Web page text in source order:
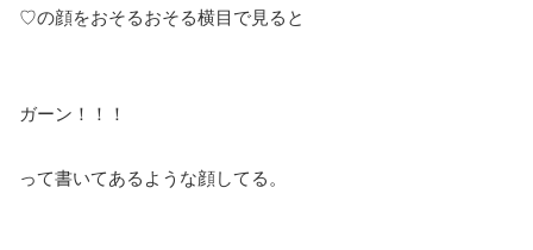
♡の顔をおそるおそる横目で見ると
ガーン！！！
って書いてあるような顔してる。